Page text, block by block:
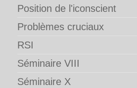
Position de l'iconscient
Problèmes cruciaux
RSI
Séminaire VIII
Séminaire X